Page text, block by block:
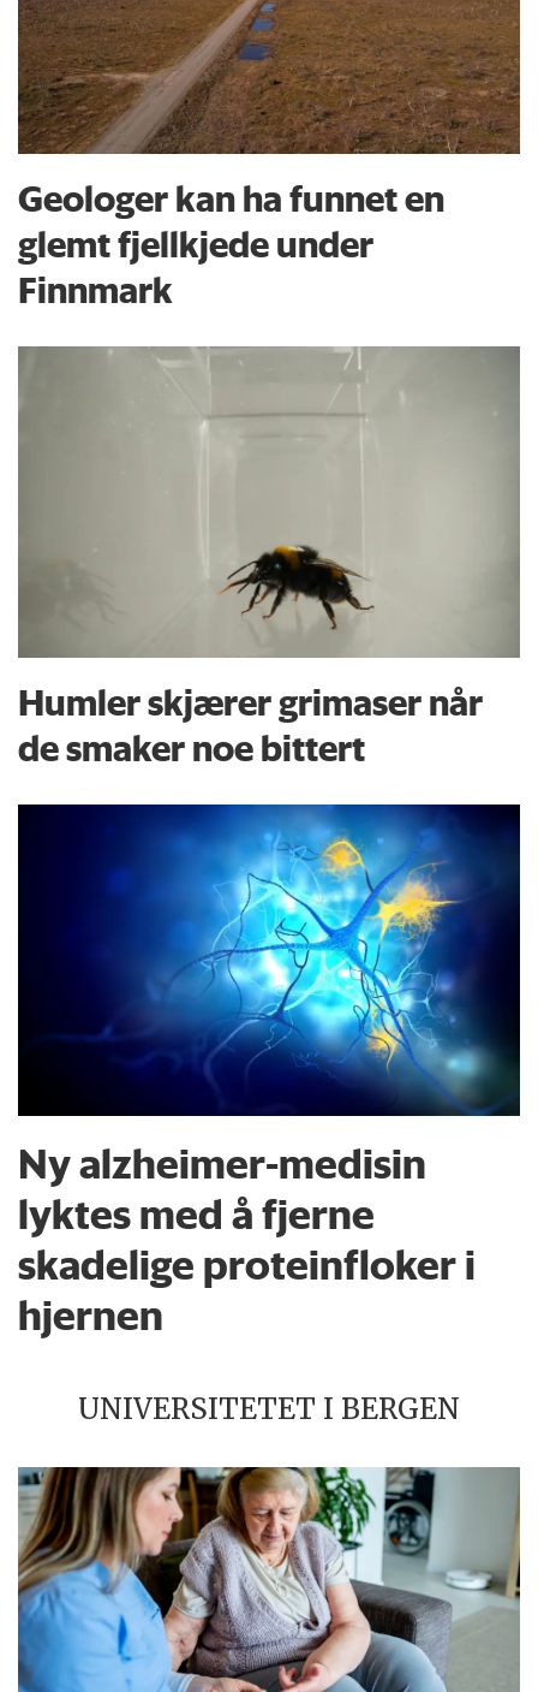
Geologer kan ha funnet en
glemt fjellkjede under
Finnmark
Humler skjærer grimaser når
de smaker noe bittert
Ny alzheimer-medisin
lyktes med å fjerne
skadelige proteinfloker i
hjernen
UNIVERSITETET I BERGEN